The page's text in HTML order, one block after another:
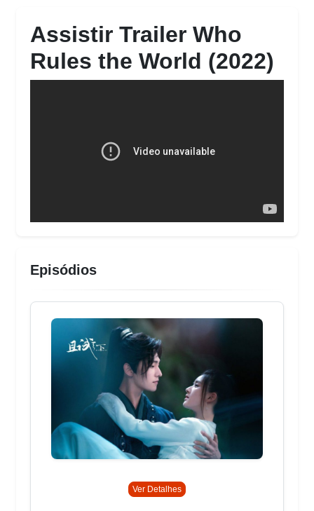
Assistir Trailer Who
Rules the World (2022)
Episódios
Ver Detalhes